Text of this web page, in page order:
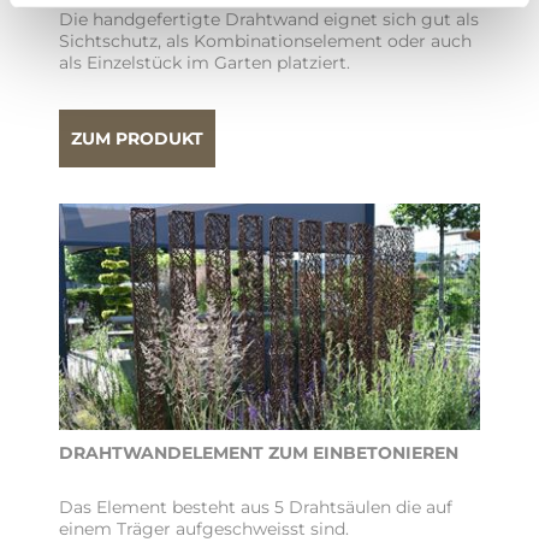
Die handgefertigte Drahtwand eignet sich gut als
Sichtschutz, als Kombinationselement oder auch
als Einzelstück im Garten platziert.
ZUM PRODUKT
DRAHTWANDELEMENT ZUM EINBETONIEREN
Das Element besteht aus 5 Drahtsäulen die auf
einem Träger aufgeschweisst sind.